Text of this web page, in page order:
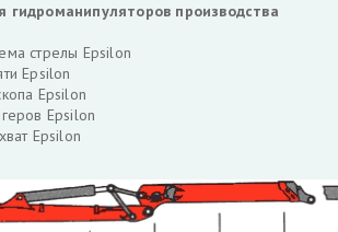
гидроманипуляторов производства
стрелы Epsilon
Epsilon
Epsilon
Epsilon
Epsilon